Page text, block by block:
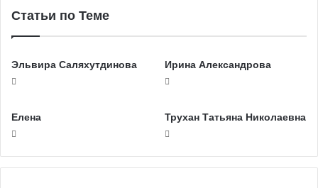
Статьи по Теме
Эльвира Саляхутдинова Ирина Александрова
Елена Трухан Татьяна Николаевна